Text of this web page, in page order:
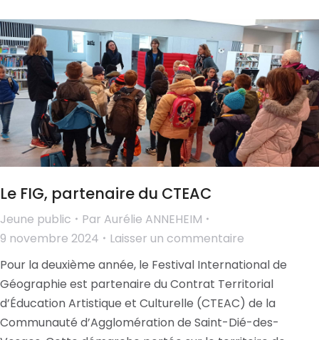
Le FIG, partenaire du CTEAC
Jeune public Par Aurélie ANNEHEIM
9 novembre 2024
Laisser un commentaire
Pour la deuxième année, le Festival International de
Géographie est partenaire du Contrat Territorial
d’Éducation Artistique et Culturelle (CTEAC) de la
Communauté d’Agglomération de Saint-Dié-des-